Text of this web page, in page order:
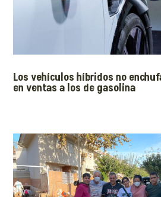
Los vehículos híbridos no
en ventas a los de gasolina